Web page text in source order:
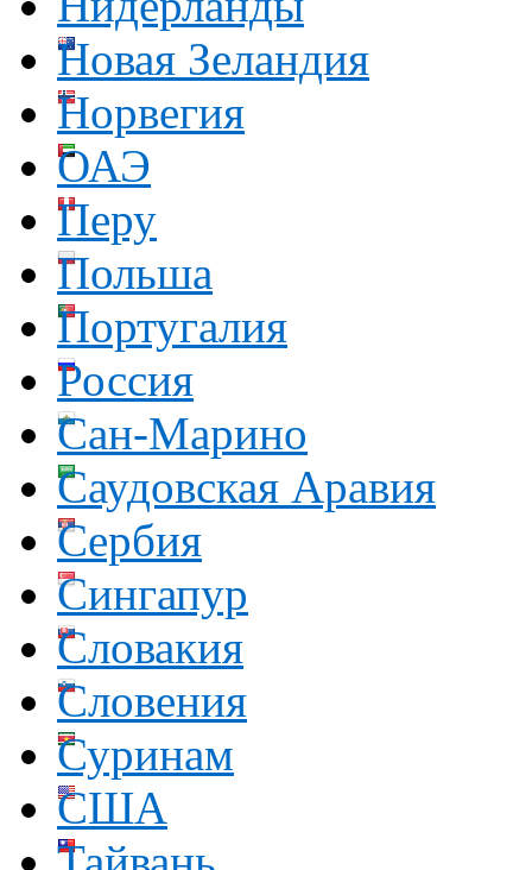
Новая Зеландия
Норвегия
ОАЭ
Перу
Польша
Португалия
Россия
Сан-Марино
Саудовская Аравия
Сербия
Сингапур
Словакия
Словения
Суринам
США